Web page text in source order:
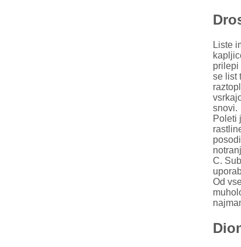
Liste
prilepi
se list
snovi.
Poleti
C.
Od